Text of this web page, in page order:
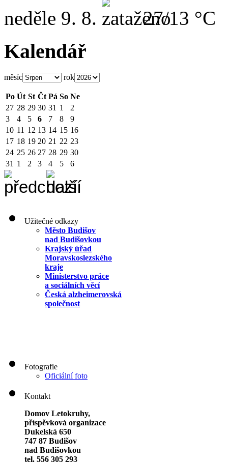
neděle 9. 8. 27/13 °C
Kalendář
měsíc rok
Po Út St Čt Pá So Ne
27 28 29 30 31 1
2
3
4 5 6 7 8
9
10 11 12 13 14 15 16
17 18 19 20 21 22 23
24 25 26 27 28 29 30
31 1 2 3 4 5 6
Užitečné odkazy
Město Budišov
nad Budišovkou
Krajský úřad
Moravskoslezského
kraje
Ministerstvo práce
a sociálních věcí
Česká alzheimerovská
společnost
Fotografie
Oficiální foto
Kontakt
Domov Letokruhy,
příspěvková organizace
Dukelská 650
747 87 Budišov
nad Budišovkou
tel. 556 305 293